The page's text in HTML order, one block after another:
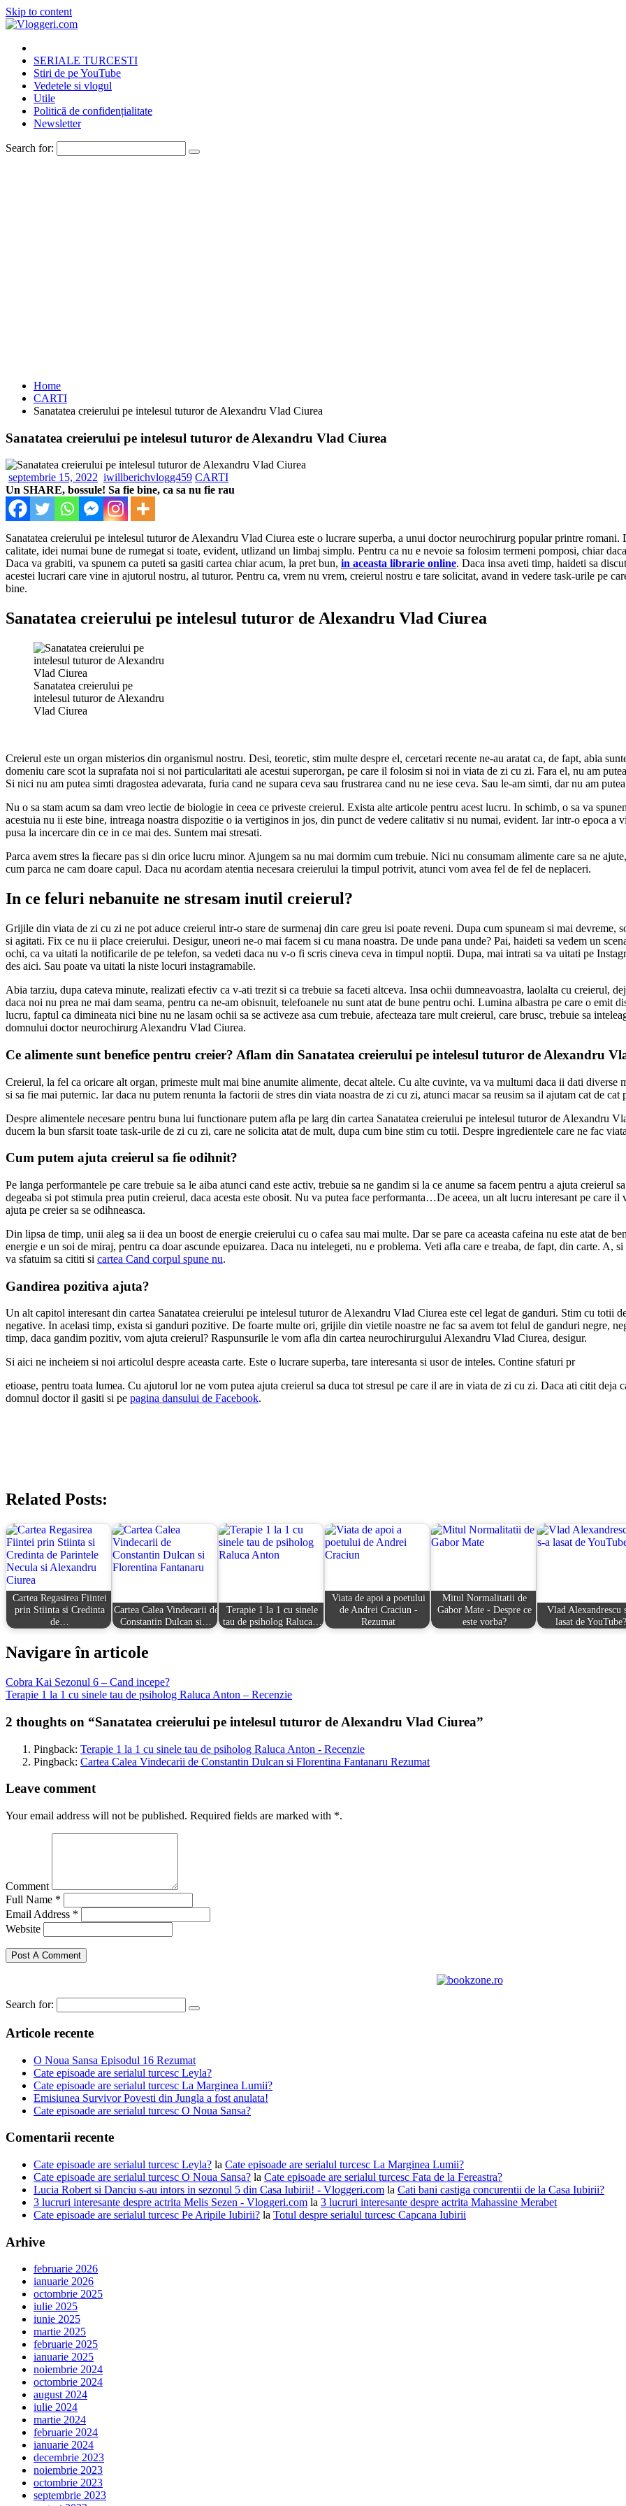
Skip to content
SERIALE TURCESTI
Stiri de pe YouTube
Vedetele si vlogul
Utile
Politică de confidențialitate
Newsletter
Search for:
Home
CARTI
Sanatatea creierului pe intelesul tuturor de Alexandru Vlad Ciurea
Sanatatea creierului pe intelesul tuturor de Alexandru Vlad Ciurea
septembrie 15, 2022 iwillberichvlogg459 CARTI
Un SHARE, bossule! Sa fie bine, ca sa nu fie rau
Sanatatea creierului pe intelesul tuturor de Alexandru Vlad Ciurea este o lucrare superba, a unui doctor neurochirurg popular printre
calitate, idei numai bune de rumegat si toate, evident, utlizand un limbaj simplu. Pentru ca nu e nevoie sa folosim termeni pomposi, chiar
Daca va grabiti, va spunem ca puteti sa gasiti cartea chiar acum, la pret bun, in aceasta librarie online. Daca insa aveti timp, haideti sa
acestei lucrari care vine in ajutorul nostru, al tuturor. Pentru ca, vrem nu vrem, creierul nostru e tare solicitat, avand in vedere task-urile pe
bine.
Sanatatea creierului pe intelesul tuturor de Alexandru Vlad Ciurea
Sanatatea creierului pe
intelesul tuturor de Alexandru
Vlad Ciurea
Creierul este un organ misterios din organismul nostru. Desi, teoretic, stim multe despre el, cercetari recente ne-au aratat ca, de fapt, abia
domeniu care scot la suprafata noi si noi particularitati ale acestui superorgan, pe care il folosim si noi in viata de zi cu zi. Fara el, nu am
Si nici nu am putea simti dragostea adevarata, furia cand ne supara ceva sau frustrarea cand nu ne iese ceva. Sau le-am simti, dar nu am
Nu o sa stam acum sa dam vreo lectie de biologie in ceea ce priveste creierul. Exista alte articole pentru acest lucru. In schimb, o sa va
acestuia nu ii este bine, intreaga noastra dispozitie o ia vertiginos in jos, din punct de vedere calitativ si nu numai, evident. Iar intr-o epoca a
pusa la incercare din ce in ce mai des. Suntem mai stresati.
Parca avem stres la fiecare pas si din orice lucru minor. Ajungem sa nu mai dormim cum trebuie. Nici nu consumam alimente care sa ne
cum parca ne cam doare capul. Daca nu acordam atentia necesara creierului la timpul potrivit, atunci vom avea fel de fel de neplaceri.
In ce feluri nebanuite ne stresam inutil creierul?
Grijile din viata de zi cu zi ne pot aduce creierul intr-o stare de surmenaj din care greu isi poate reveni. Dupa cum spuneam si mai devreme,
si agitati. Fix ce nu ii place creierului. Desigur, uneori ne-o mai facem si cu mana noastra. De unde pana unde? Pai, haideti sa vedem un
ochi, ca va uitati la notificarile de pe telefon, sa vedeti daca nu v-o fi scris cineva ceva in timpul noptii. Dupa, mai intrati sa va uitati pe
des aici. Sau poate va uitati la niste locuri instagramabile.
Abia tarziu, dupa cateva minute, realizati efectiv ca v-ati trezit si ca trebuie sa faceti altceva. Insa ochii dumneavoastra, laolalta cu creierul,
daca noi nu prea ne mai dam seama, pentru ca ne-am obisnuit, telefoanele nu sunt atat de bune pentru ochi. Lumina albastra pe care o emit
lucru, faptul ca dimineata nici bine nu ne lasam ochii sa se activeze asa cum trebuie, afecteaza tare mult creierul, care brusc, trebuie sa
domnului doctor neurochirurg Alexandru Vlad Ciurea.
Ce alimente sunt benefice pentru creier? Aflam din Sanatatea creierului pe intelesul tuturor de Alexandru
Creierul, la fel ca oricare alt organ, primeste mult mai bine anumite alimente, decat altele. Cu alte cuvinte, va va multumi daca ii dati diverse
si sa fie mai puternic. Iar daca nu putem renunta la factorii de stres din viata noastra de zi cu zi, atunci macar sa reusim sa il ajutam cat de cat
Despre alimentele necesare pentru buna lui functionare putem afla pe larg din cartea Sanatatea creierului pe intelesul tuturor de Alexandru
ducem la bun sfarsit toate task-urile de zi cu zi, care ne solicita atat de mult, dupa cum bine stim cu totii. Despre ingredientele care ne fac
Cum putem ajuta creierul sa fie odihnit?
Pe langa performantele pe care trebuie sa le aiba atunci cand este activ, trebuie sa ne gandim si la ce anume sa facem pentru a ajuta creierul
degeaba si pot stimula prea putin creierul, daca acesta este obosit. Nu va putea face performanta…De aceea, un alt lucru interesant pe
ajuta pe creier sa se odihneasca.
Din lipsa de timp, unii aleg sa ii dea un boost de energie creierului cu o cafea sau mai multe. Dar se pare ca aceasta cafeina nu este atat de
energie e un soi de miraj, pentru ca doar ascunde epuizarea. Daca nu intelegeti, nu e problema. Veti afla care e treaba, de fapt, din carte. A,
va sfatuim sa cititi si cartea Cand corpul spune nu.
Gandirea pozitiva ajuta?
Un alt capitol interesant din cartea Sanatatea creierului pe intelesul tuturor de Alexandru Vlad Ciurea este cel legat de ganduri. Stim cu totii
negative. In acelasi timp, exista si ganduri pozitive. De foarte multe ori, grijile din vietile noastre ne fac sa avem tot felul de ganduri negre,
timp, daca gandim pozitiv, vom ajuta creierul? Raspunsurile le vom afla din cartea neurochirurgului Alexandru Vlad Ciurea, desigur.
Si aici ne incheiem si noi articolul despre aceasta carte. Este o lucrare superba, tare interesanta si usor de inteles. Contine sfaturi pr
etioase, pentru toata lumea. Cu ajutorul lor ne vom putea ajuta creierul sa duca tot stresul pe care il are in viata de zi cu zi. Daca ati citit deja
domnul doctor il gasiti si pe pagina dansului de Facebook.
Related Posts:
Cartea Regasirea Fiintei
prin Stiinta si Credinta
de…
Cartea Calea Vindecarii de
Constantin Dulcan si…
Terapie 1 la 1 cu sinele
tau de psiholog Raluca…
Viata de apoi a poetului
de Andrei Craciun -
Rezumat
Mitul Normalitatii de
Gabor Mate - Despre ce
este vorba?
Vlad Alexandrescu
lasat de YouTube?
Navigare în articole
Cobra Kai Sezonul 6 – Cand incepe?
Terapie 1 la 1 cu sinele tau de psiholog Raluca Anton – Recenzie
2 thoughts on “Sanatatea creierului pe intelesul tuturor de Alexandru Vlad Ciurea”
Pingback: Terapie 1 la 1 cu sinele tau de psiholog Raluca Anton - Recenzie
Pingback: Cartea Calea Vindecarii de Constantin Dulcan si Florentina Fantanaru Rezumat
Leave comment
Your email address will not be published. Required fields are marked with *.
Comment
Full Name *
Email Address *
Website
Search for:
Articole recente
O Noua Sansa Episodul 16 Rezumat
Cate episoade are serialul turcesc Leyla?
Cate episoade are serialul turcesc La Marginea Lumii?
Emisiunea Survivor Povesti din Jungla a fost anulata!
Cate episoade are serialul turcesc O Noua Sansa?
Comentarii recente
Cate episoade are serialul turcesc Leyla? la Cate episoade are serialul turcesc La Marginea Lumii?
Cate episoade are serialul turcesc O Noua Sansa? la Cate episoade are serialul turcesc Fata de la Fereastra?
Lucia Robert si Danciu s-au intors in sezonul 5 din Casa Iubirii! - Vloggeri.com la Cati bani castiga concurentii de la Casa Iubirii?
3 lucruri interesante despre actrita Melis Sezen - Vloggeri.com la 3 lucruri interesante despre actrita Mahassine Merabet
Cate episoade are serialul turcesc Pe Aripile Iubirii? la Totul despre serialul turcesc Capcana Iubirii
Arhive
februarie 2026
ianuarie 2026
octombrie 2025
iulie 2025
iunie 2025
martie 2025
februarie 2025
ianuarie 2025
noiembrie 2024
octombrie 2024
august 2024
iulie 2024
martie 2024
februarie 2024
ianuarie 2024
decembrie 2023
noiembrie 2023
octombrie 2023
septembrie 2023